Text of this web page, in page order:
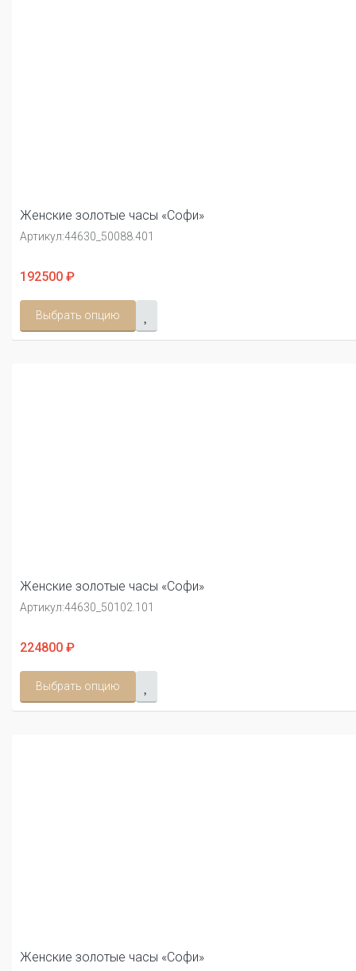
Женские золотые часы «Софи»
Артикул:44630_50088.401
192500 ₽
Выбрать опцию
Женские золотые часы «Софи»
Артикул:44630_50102.101
224800 ₽
Выбрать опцию
Женские золотые часы «Софи»